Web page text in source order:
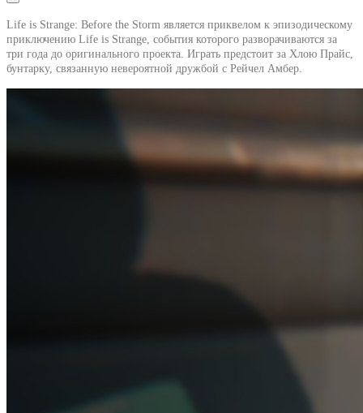
Life is Strange: Before the Storm является приквелом к эпизодическому
приключению Life is Strange, события которого разворачиваются за
три года до оригинального проекта. Играть предстоит за Хлою Прайс,
бунтарку, связанную невероятной дружбой с Рейчел Амбер.